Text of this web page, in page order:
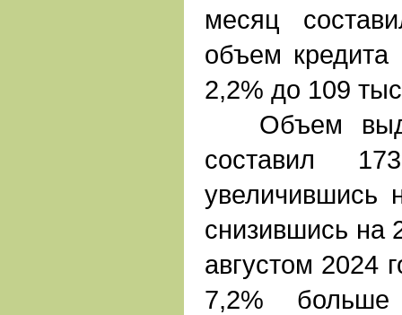
месяц
объем
2,2% до 109
Объем
составил
снизившись на
августом 2024
7,2%